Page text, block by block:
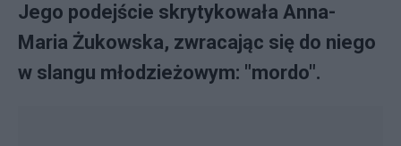
Jego podejście skrytykowała Anna-
Maria Żukowska, zwracając się do niego
w slangu młodzieżowym: "mordo".